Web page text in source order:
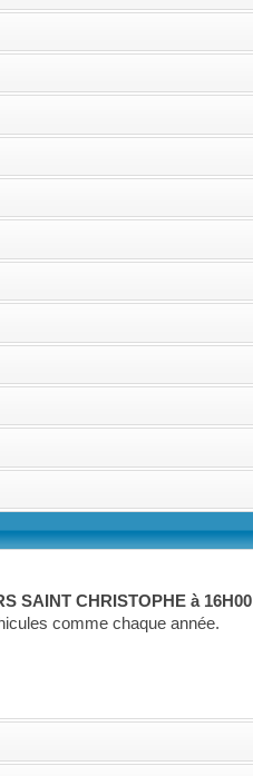
SAINT CHRISTOPHE à 16H00
comme chaque année.